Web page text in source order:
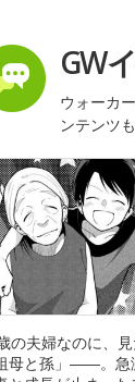
GW
ウォーカ
ンテンツ
の夫婦なのに、
母と孫」――。急